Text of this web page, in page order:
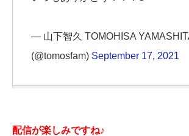
— 山下智久 TOMOHISA
(@tomosfam) September 17, 2021
配信が楽しみですね♪